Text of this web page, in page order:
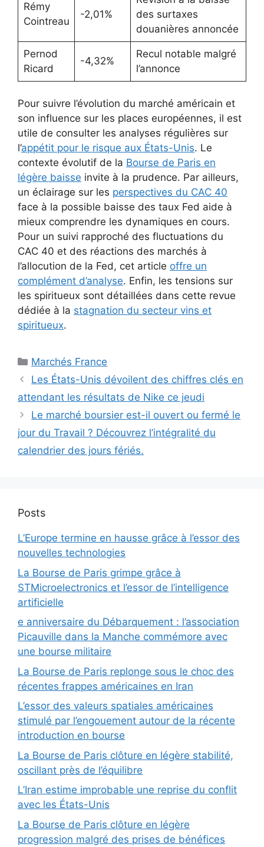
Rémy
Cointreau
-2,01%
des surtaxes
douanières annoncée
Pernod
Ricard
-4,32%
Recul notable malgré
l’annonce
Pour suivre l’évolution du marché américain et
son influence sur les places européennes, il est
utile de consulter les analyses régulières sur
l’appétit pour le risque aux États-Unis. Le
contexte évolutif de la Bourse de Paris en
légère baisse invite à la prudence. Par ailleurs,
un éclairage sur les perspectives du CAC 40
face à la possible baisse des taux Fed aide à
mieux comprendre les dynamiques en cours.
Pour un suivi rapproché des fluctuations du
CAC 40 et des réactions des marchés à
l’allocution de la Fed, cet article offre un
complément d’analyse. Enfin, les tensions sur
les spiritueux sont détaillées dans cette revue
dédiée à la stagnation du secteur vins et
spiritueux.
Catégories
Marchés France
Les États-Unis dévoilent des chiffres clés en
attendant les résultats de Nike ce jeudi
Le marché boursier est-il ouvert ou fermé le
jour du Travail ? Découvrez l’intégralité du
calendrier des jours fériés.
Posts
L’Europe termine en hausse grâce à l’essor des
nouvelles technologies
La Bourse de Paris grimpe grâce à
STMicroelectronics et l’essor de l’intelligence
artificielle
e anniversaire du Débarquement : l’association
Picauville dans la Manche commémore avec
une bourse militaire
La Bourse de Paris replonge sous le choc des
récentes frappes américaines en Iran
L’essor des valeurs spatiales américaines
stimulé par l’engouement autour de la récente
introduction en bourse
La Bourse de Paris clôture en légère stabilité,
oscillant près de l’équilibre
L’Iran estime improbable une reprise du conflit
avec les États-Unis
La Bourse de Paris clôture en légère
progression malgré des prises de bénéfices